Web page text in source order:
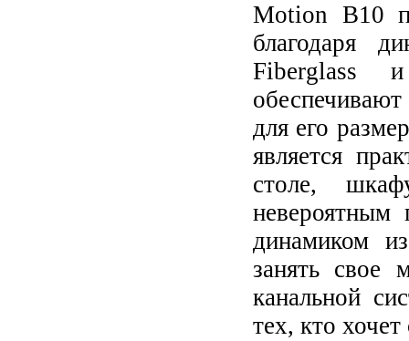
Motion B10
благодаря
Fiberglass
для его
является
столе,
динамиком
занять свое
канальной
тех, кто